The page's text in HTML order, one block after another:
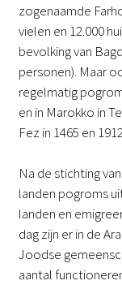
zogenaamde
vielen en 12.000
bevolking van
personen). Maar
regelmatig
en in Marokko in
Fez in 1465 en
Na de stichting
landen pogroms
landen en
dag zijn er in de
Joodse
aantal